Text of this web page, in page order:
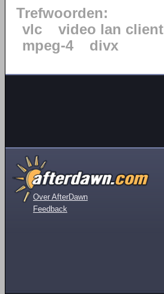
Trefwoorden:
vlc
video lan client
mpeg-4
divx
Over AfterDawn
Feedback